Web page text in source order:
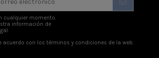
cualquier momento.
información de
acuerdo con los términos y condiciones de la web.